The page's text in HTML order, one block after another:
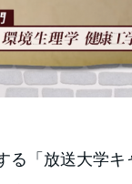
る「放送大学